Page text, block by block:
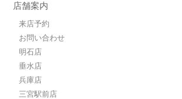
店舗案内
来店予約
お問い合わせ
明石店
垂水店
兵庫店
三宮駅前店